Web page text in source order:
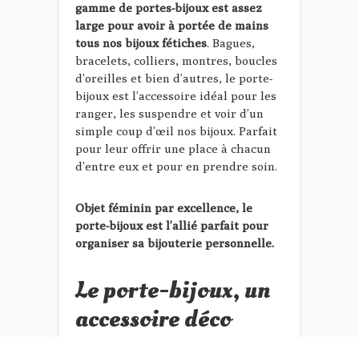
gamme de portes-bijoux est assez
large pour avoir à portée de mains
tous nos bijoux fétiches. Bagues,
bracelets, colliers, montres, boucles
d’oreilles et bien d’autres, le porte-
bijoux est l’accessoire idéal pour les
ranger, les suspendre et voir d’un
simple coup d’œil nos bijoux. Parfait
pour leur offrir une place à chacun
d’entre eux et pour en prendre soin.
Objet féminin par excellence, le
porte-bijoux est l’allié parfait pour
organiser sa bijouterie personnelle.
Le porte-bijoux, un
accessoire déco